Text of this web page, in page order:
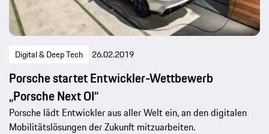
Digital & Deep Tech 26.02.2019
Porsche startet Entwickler-Wettbewerb
„Porsche Next OI“
Porsche lädt Entwickler aus aller Welt ein, an den digitalen
Mobilitätslösungen der Zukunft mitzuarbeiten.